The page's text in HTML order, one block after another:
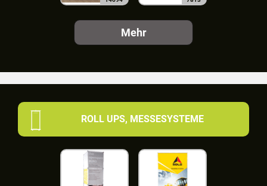
Mehr
ROLL UPS, MESSESYSTEME